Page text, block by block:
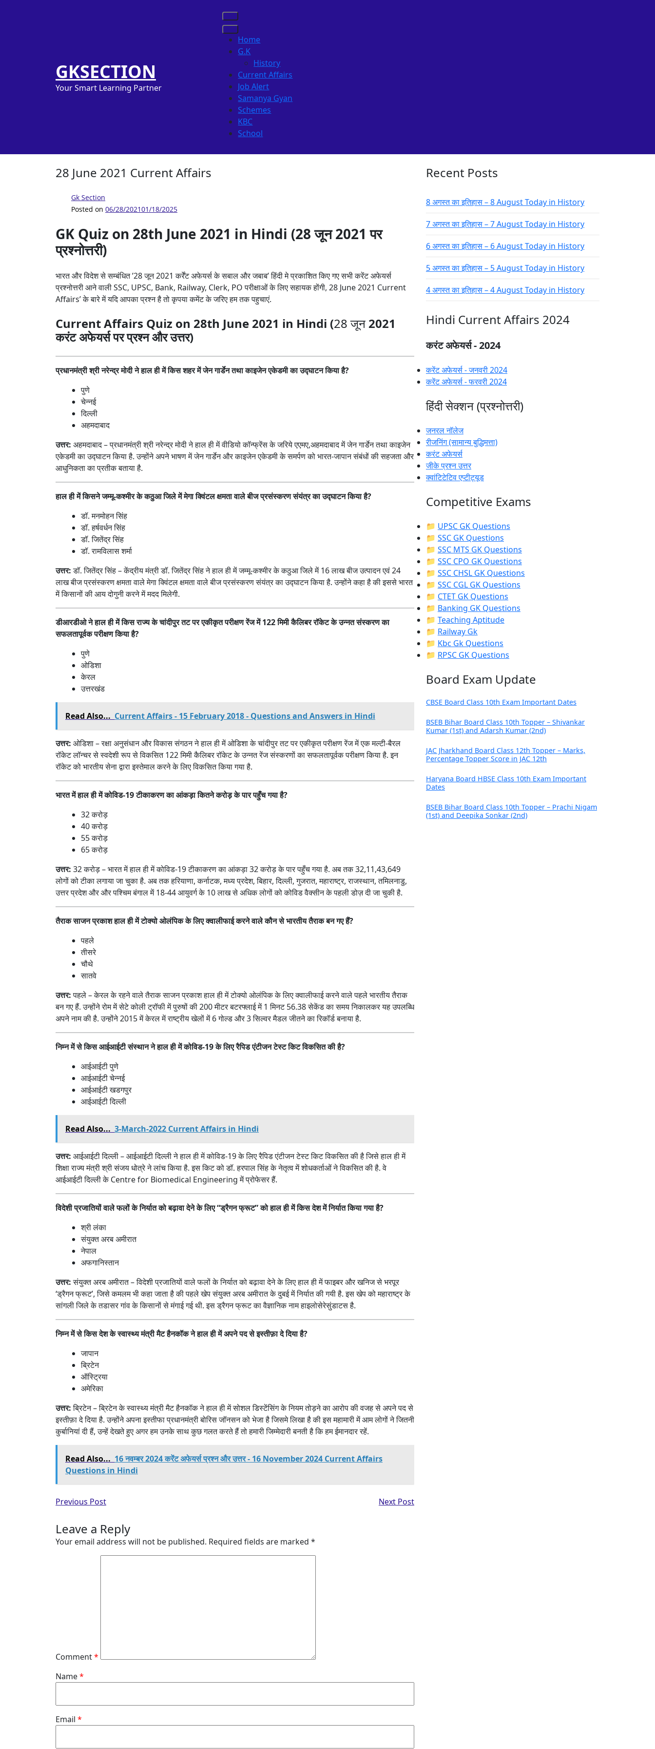
GKSECTION
Your Smart Learning Partner
Home
G.K
History
Current Affairs
Job Alert
Samanya Gyan
Schemes
KBC
School
28 June 2021 Current Affairs
Gk Section
Posted on 06/28/202101/18/2025
GK Quiz on 28th June 2021 in Hindi (28 जून 2021 पर
प्रश्नोत्तरी)
भारत और विदेश से सम्बंधित ’28 जून 2021 कर्रेंट अफेयर्स के सबाल और जबाब’ हिंदी मे प्रकाशित किए गए सभी करेंट अफेयर्स
प्रश्नोत्तरी आने वाली SSC, UPSC, Bank, Railway, Clerk, PO परीक्षाओं के लिए सहायक होंगी, 28 June 2021 Current
Affairs’ के बारे में यदि आपका प्रश्न है तो कृपया कमेंट के जरिए हम तक पहुचाएं.
Current Affairs Quiz on 28th June 2021 in Hindi (28 जून 2021
करंट अफेयर्स पर प्रश्न और उत्तर)
प्रधानमंत्री श्री नरेन्द्र मोदी ने हाल ही में किस शहर में जेन गार्डेन तथा काइजेन एकेडमी का उद्घाटन किया है?
पुणे
चेन्नई
दिल्ली
अहमदाबाद
उत्तर: अहमदाबाद – प्रधानमंत्री श्री नरेन्द्र मोदी ने हाल ही में वीडियो कॉन्फ्रेंस के जरिये एएमए,अहमदाबाद में जेन गार्डेन तथा काइजेन
एकेडमी का उद्घाटन किया है. उन्होंने अपने भाषण में जेन गार्डेन और काइजेन एकेडमी के समर्पण को भारत-जापान संबंधों की सहजता और
आधुनिकता का प्रतीक बताया है.
हाल ही में किसने जम्मू-कश्मीर के कठुआ जिले में मेगा क्विंटल क्षमता वाले बीज प्रसंस्करण संयंत्र का उद्घाटन किया है?
डॉ. मनमोहन सिंह
डॉ. हर्षवर्धन सिंह
डॉ. जितेंद्र सिंह
डॉ. रामविलास शर्मा
उत्तर:डॉ. जितेंद्र सिंह – केंद्रीय मंत्री डॉ. जितेंद्र सिंह ने हाल ही में जम्मू-कश्मीर के कठुआ जिले में 16 लाख बीज उत्पादन एवं 24
लाख बीज प्रसंस्करण क्षमता वाले मेगा क्विंटल क्षमता वाले बीज प्रसंस्करण संयंत्र का उद्घाटन किया है. उन्होंने कहा है की इससे भारत
में किसानों की आय दोगुनी करने में मदद मिलेगी.
डीआरडीओ ने हाल ही में किस राज्य के चांदीपुर तट पर एकीकृत परीक्षण रेंज में 122 मिमी कैलिबर रॉकेट के उन्नत संस्करण का
सफलतापूर्वक परीक्षण किया है?
पुणे
ओडिशा
केरल
उत्तरखंड
Read Also... Current Affairs - 15 February 2018 - Questions and Answers in Hindi
उत्तर: ओडिशा – रक्षा अनुसंधान और विकास संगठन ने हाल ही में ओडिशा के चांदीपुर तट पर एकीकृत परीक्षण रेंज में एक मल्टी-बैरल
रॉकेट लॉन्चर से स्वदेशी रूप से विकसित 122 मिमी कैलिबर रॉकेट के उन्नत रेंज संस्करणों का सफलतापूर्वक परीक्षण किया है. इन
रॉकेट को भारतीय सेना द्वारा इस्तेमाल करने के लिए विकसित किया गया है.
भारत में हाल ही में कोविड-19 टीकाकरण का आंकड़ा कितने करोड़ के पार पहुँच गया है?
32 करोड़
40 करोड़
55 करोड़
65 करोड़
उत्तर: 32 करोड़ – भारत में हाल ही में कोविड-19 टीकाकरण का आंकड़ा 32 करोड़ के पार पहुँच गया है. अब तक 32,11,43,649
लोगों को टीका लगाया जा चुका है. अब तक हरियाणा, कर्नाटक, मध्य प्रदेश, बिहार, दिल्ली, गुजरात, महाराष्ट्र, राजस्थान, तमिलनाडु,
उत्तर प्रदेश और और पश्चिम बंगाल में 18-44 आयुवर्ग के 10 लाख से अधिक लोगों को कोविड वैक्सीन के पहली डोज़ दी जा चुकी है.
तैराक साजन प्रकाश हाल ही में टोक्यो ओलंपिक के लिए क्वालीफाई करने वाले कौन से भारतीय तैराक बन गए हैं?
पहले
तीसरे
चौथे
सातवे
उत्तर:पहले – केरल के रहने वाले तैराक साजन प्रकाश हाल ही में टोक्यो ओलंपिक के लिए क्वालीफाई करने वाले पहले भारतीय तैराक
बन गए हैं. उन्होंने रोम में सेटे कोली ट्रॉफी में पुरुषों की 200 मीटर बटरफ्लाई में 1 मिनट 56.38 सेकेंड का समय निकालकर यह उपलब्धि
अपने नाम की है. उन्होंने 2015 में केरल में राष्ट्रीय खेलों में 6 गोल्ड और 3 सिल्वर मैडल जीतने का रिकॉर्ड बनाया है.
निम्न में से किस आईआईटी संस्थान ने हाल ही में कोविड-19 के लिए रैपिड एंटीजन टेस्ट किट विकसित की है?
आईआईटी पुणे
आईआईटी चेन्नई
आईआईटी खडगपुर
आईआईटी दिल्ली
Read Also... 3-March-2022 Current Affairs in Hindi
उत्तर: आईआईटी दिल्ली – आईआईटी दिल्ली ने हाल ही में कोविड-19 के लिए रैपिड एंटीजन टेस्ट किट विकसित की है जिसे हाल ही में
शिक्षा राज्य मंत्री श्री संजय धोत्रे ने लांच किया है. इस किट को डॉ. हरपाल सिंह के नेतृत्व में शोधकर्ताओं ने विकसित की है. वे
आईआईटी दिल्ली के Centre for Biomedical Engineering में प्रोफेसर हैं.
विदेशी प्रजातियों वाले फलों के निर्यात को बढ़ावा देने के लिए “ड्रैगन फ्रूट” को हाल ही में किस देश में निर्यात किया गया है?
श्री लंका
संयुक्त अरब अमीरात
नेपाल
अफगानिस्तान
उत्तर:संयुक्त अरब अमीरात – विदेशी प्रजातियों वाले फलों के निर्यात को बढ़ावा देने के लिए हाल ही में फाइबर और खनिज से भरपूर
‘ड्रैगन फ्रूट’, जिसे कमलम भी कहा जाता है की पहले खेप संयुक्त अरब अमीरात के दुबई में निर्यात की गयी है. इस खेप को महाराष्ट्र के
सांगली जिले के तडासर गांव के किसानों से मंगाई गई थी. इस ड्रैगन फ्रूट का वैज्ञानिक नाम हाइलोसेरेसुंडाटस है.
निम्न में से किस देश के स्वास्थ्य मंत्री मैट हैनकॉक ने हाल ही में अपने पद से इस्तीफ़ा दे दिया है?
जापान
ब्रिटेन
ऑस्ट्रिया
अमेरिका
उत्तर:ब्रिटेन – ब्रिटेन के स्वास्थ्य मंत्री मैट हैनकॉक ने हाल ही में सोशल डिस्टेंसिंग के नियम तोड़ने का आरोप की वजह से अपने पद से
इस्तीफ़ा दे दिया है. उन्होंने अपना इस्तीफा प्रधानमंत्री बोरिस जॉनसन को भेजा है जिसमे लिखा है की इस महामारी में आम लोगों ने जितनी
कुर्बानियां दी हैं, उन्हें देखते हुए अगर हम उनके साथ कुछ गलत करते हैं तो हमारी जिम्मेदारी बनती है कि हम ईमानदार रहें.
Read Also... 16 नवम्बर 2024 करेंट अफेयर्स प्रश्न और उत्तर - 16 November 2024 Current Affairs
Questions in Hindi
Previous Post Next Post
Leave a Reply
Your email address will not be published. Required fields are marked *
Comment*
Name*
Email *
Recent Posts
8 अगस्त का इतिहास – 8 August Today in History
7 अगस्त का इतिहास – 7 August Today in History
6 अगस्त का इतिहास – 6 August Today in History
5 अगस्त का इतिहास – 5 August Today in History
4 अगस्त का इतिहास – 4 August Today in History
Hindi Current Affairs 2024
करंट अफेयर्स - 2024
करेंट अफेयर्स - जनवरी 2024
करेंट अफेयर्स - फरवरी 2024
हिंदी सेक्शन (प्रश्नोत्तरी)
जनरल नॉलेज
रीजनिंग (सामान्य बुद्धिमत्ता)
करंट अफेयर्स
जीके प्रश्न उत्तर
क्वांटिटेटिव एप्टीट्यूड
Competitive Exams
📁 UPSC GK Questions
📁 SSC GK Questions
📁 SSC MTS GK Questions
📁 SSC CPO GK Questions
📁 SSC CHSL GK Questions
📁 SSC CGL GK Questions
📁 CTET GK Questions
📁 Banking GK Questions
📁 Teaching Aptitude
📁 Railway Gk
📁 Kbc Gk Questions
📁 RPSC GK Questions
Board Exam Update
CBSE Board Class 10th Exam Important Dates
BSEB Bihar Board Class 10th Topper – Shivankar
Kumar (1st) and Adarsh Kumar (2nd)
JAC Jharkhand Board Class 12th Topper – Marks,
Percentage Topper Score in JAC 12th
Haryana Board HBSE Class 10th Exam Important
Dates
BSEB Bihar Board Class 10th Topper – Prachi Nigam
(1st) and Deepika Sonkar (2nd)